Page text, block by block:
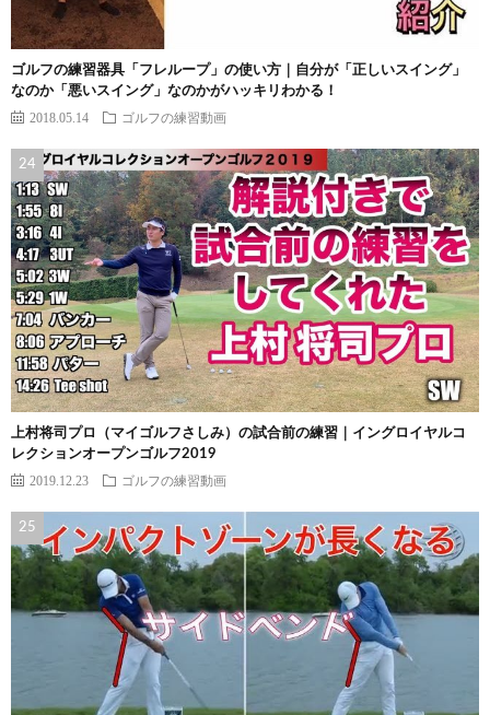
ゴルフの練習器具「フレループ」の使い方｜自分が「正しいスイング」
なのか「悪いスイング」なのかがハッキリわかる！
2018.05.14 ゴルフの練習動画
上村将司プロ（マイゴルフさしみ）の試合前の練習｜イングロイヤルコ
レクションオープンゴルフ2019
2019.12.23 ゴルフの練習動画